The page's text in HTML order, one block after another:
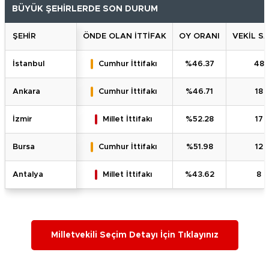
BÜYÜK ŞEHİRLERDE SON DURUM
ŞEHİR ÖNDE OLAN İTTİFAK OY ORANI VEKİL
İstanbul Cumhur İttifakı %46.37 48
Ankara Cumhur İttifakı %46.71 18
İzmir Millet İttifakı %52.28 17
Bursa Cumhur İttifakı %51.98 12
Antalya Millet İttifakı %43.62 8
Milletvekili Seçim Detayı İçin Tıklayınız